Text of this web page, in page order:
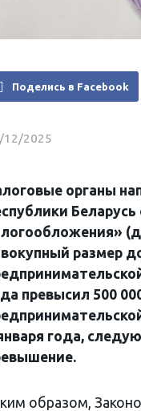
Поделись в Facebook
12/2025
органы
размер
превысил 500
года,
образом,